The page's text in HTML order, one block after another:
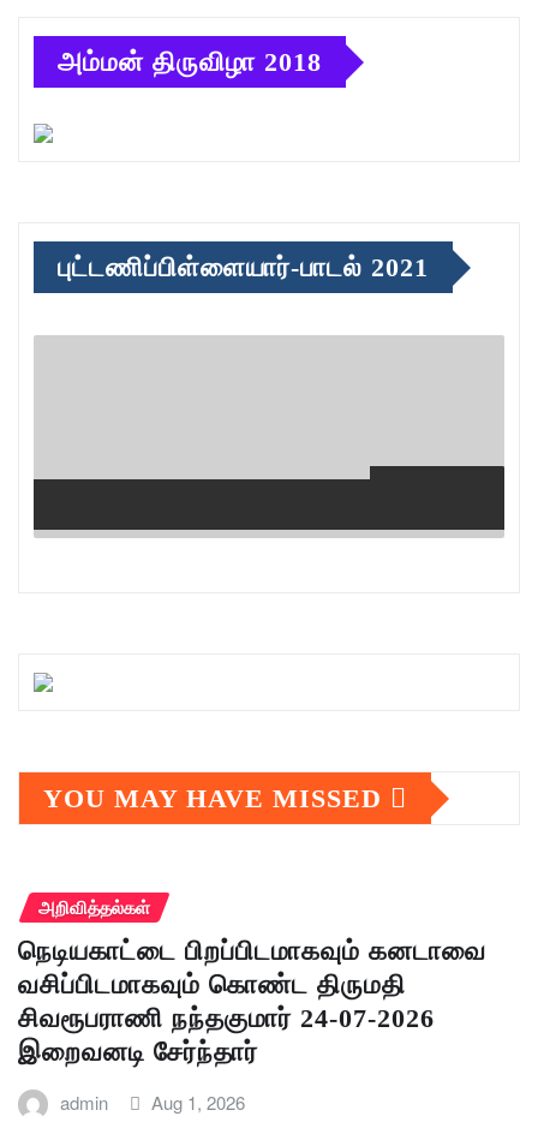
அம்மன் திருவிழா 2018
புட்டணிப்பிள்ளையார்-பாடல் 2021
YOU MAY HAVE MISSED
அறிவித்தல்கள்
நெடியகாட்டை பிறப்பிடமாகவும் கனடாவை
வசிப்பிடமாகவும் கொண்ட திருமதி
சிவரூபராணி நந்தகுமார் 24-07-2026
இறைவனடி சேர்ந்தார்
admin Aug 1, 2026